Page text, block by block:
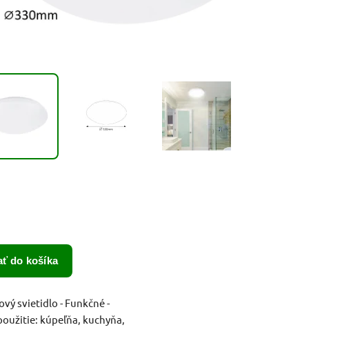
do košíka
svietidlo - Funkčné -
kúpeľňa, kuchyňa,